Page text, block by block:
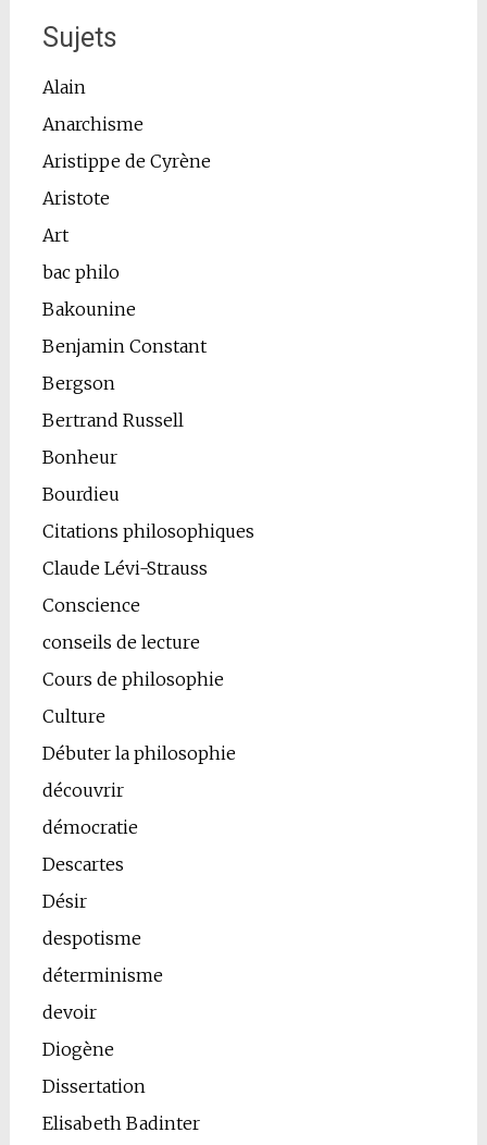
Sujets
Alain
Anarchisme
Aristippe de Cyrène
Aristote
Art
bac philo
Bakounine
Benjamin Constant
Bergson
Bertrand Russell
Bonheur
Bourdieu
Citations philosophiques
Claude Lévi-Strauss
Conscience
conseils de lecture
Cours de philosophie
Culture
Débuter la philosophie
découvrir
démocratie
Descartes
Désir
despotisme
déterminisme
devoir
Diogène
Dissertation
Elisabeth Badinter